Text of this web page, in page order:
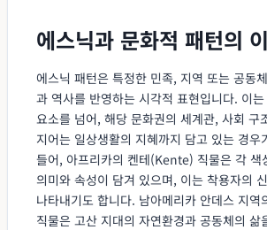
에스닉과 문화적 패턴의
에스닉 패턴은 특정한 민족, 지역 또는 공동
과 역사를 반영하는 시각적 표현입니다. 이
요소를 넘어, 해당 문화권의 세계관, 사회 구
지어는 일상생활의 지혜까지 담고 있는 경우
들어, 아프리카의 켄테(Kente) 직물은 각 색
의미와 속성이 담겨 있으며, 이는 착용자의
나타내기도 합니다. 남아메리카 안데스 지
직물은 고산 지대의 자연환경과 공동체의 삶